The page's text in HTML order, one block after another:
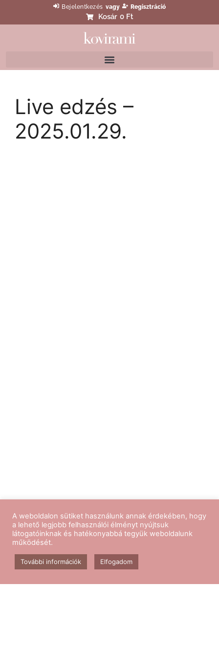
Bejelentkezés vagy Regisztráció
Kosár 0 Ft
Live edzés –
2025.01.29.
Kövess minket
A weboldalon sütiket használunk annak érdekében, hogy
a lehető legjobb felhasználói élményt nyújtsuk
látogatóinknak és hatékonyabbá tegyük weboldalunk
működését.
További információk Elfogadom